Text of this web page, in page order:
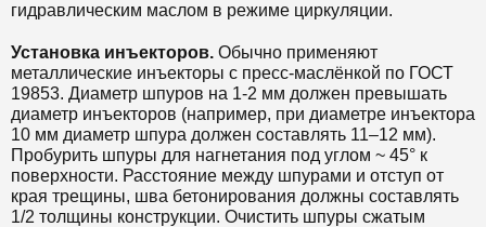
гидравлическим маслом в режиме циркуляции.
Установка инъекторов. Обычно применяют
металлические инъекторы с пресс-маслёнкой по ГОСТ
19853. Диаметр шпуров на 1-2 мм должен превышать
диаметр инъекторов (например, при диаметре инъектора
10 мм диаметр шпура должен составлять 11–12 мм).
Пробурить шпуры для нагнетания под углом ~ 45° к
поверхности. Расстояние между шпурами и отступ от
края трещины, шва бетонирования должны составлять
1/2 толщины конструкции. Очистить шпуры сжатым